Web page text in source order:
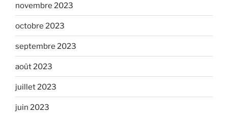
novembre 2023
octobre 2023
septembre 2023
août 2023
juillet 2023
juin 2023